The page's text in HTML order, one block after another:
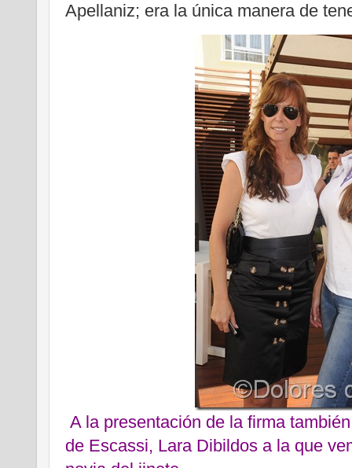
Apellaniz; era la única manera de
A la presentación de la firma
de Escassi, Lara Dibildos a la que